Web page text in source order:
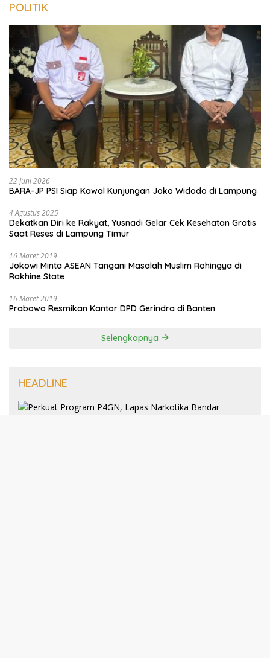
POLITIK
22 Juni 2026
BARA-JP PSI Siap Kawal Kunjungan Joko Widodo di Lampung
4 Agustus 2025
Dekatkan Diri ke Rakyat, Yusnadi Gelar Cek Kesehatan Gratis
Saat Reses di Lampung Timur
16 Maret 2019
Jokowi Minta ASEAN Tangani Masalah Muslim Rohingya di
Rakhine State
16 Maret 2019
Prabowo Resmikan Kantor DPD Gerindra di Banten
Selengkapnya
HEADLINE